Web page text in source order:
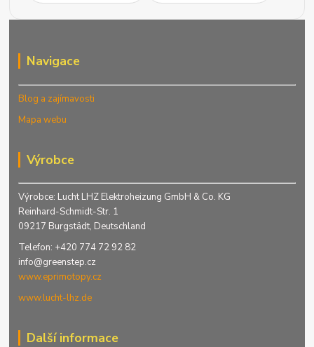
Navigace
Blog a zajímavosti
Mapa webu
Výrobce
Výrobce: Lucht LHZ Elektroheizung GmbH & Co. KG
Reinhard-Schmidt-Str. 1
09217 Burgstädt, Deutschland
Telefon: +420 774 72 92 82
info@greenstep.cz
www.eprimotopy.cz
www.lucht-lhz.de
Další informace